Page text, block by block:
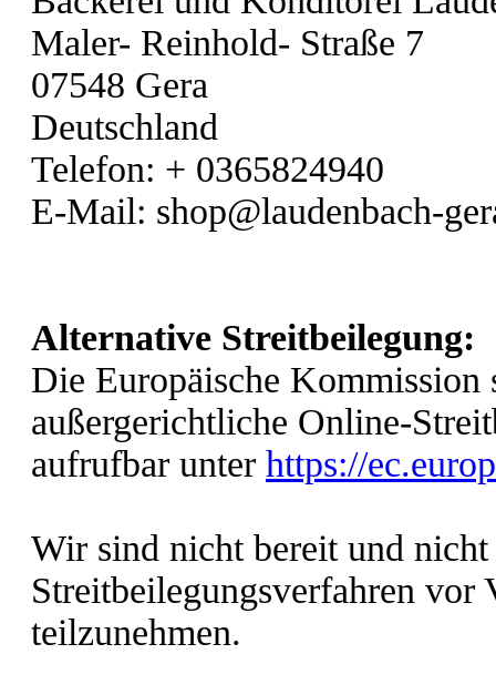
Maler- Reinhold- Straße 7
07548 Gera
Deutschland
Telefon: + 0365824940
E-Mail: shop@laudenbach-
Alternative Streitbeilegung:
Die Europäische
außergerichtliche Online-
aufrufbar unter https://
Wir sind nicht bereit und
Streitbeilegungsverfahren vor
teilzunehmen.